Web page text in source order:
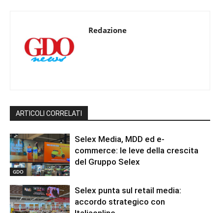
Redazione
ARTICOLI CORRELATI
GDO
Selex Media, MDD ed e-
commerce: le leve della crescita
del Gruppo Selex
Selex punta sul retail media:
accordo strategico con